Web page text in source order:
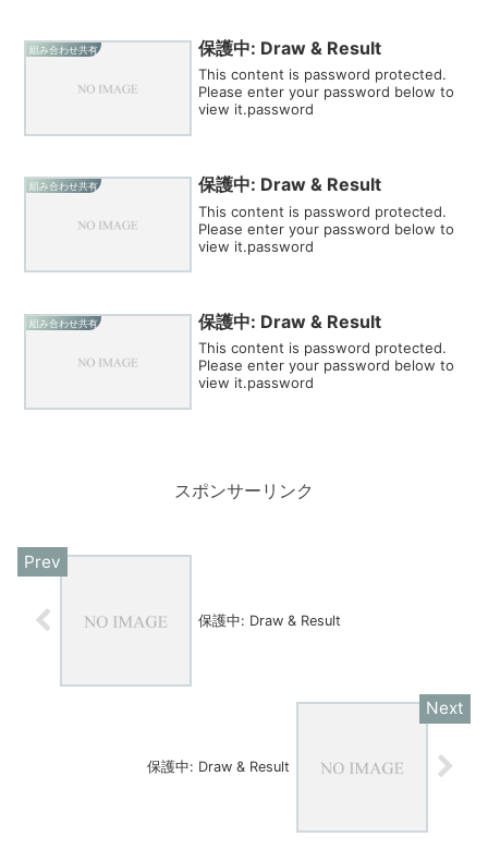
組み合わせ共有 保護中: Draw & Result
This content is password protected.
Please enter your password below to
view it.password
組み合わせ共有 保護中: Draw & Result
This content is password protected.
Please enter your password below to
view it.password
組み合わせ共有 保護中: Draw & Result
This content is password protected.
Please enter your password below to
view it.password
スポンサーリンク
保護中: Draw & Result
保護中: Draw & Result